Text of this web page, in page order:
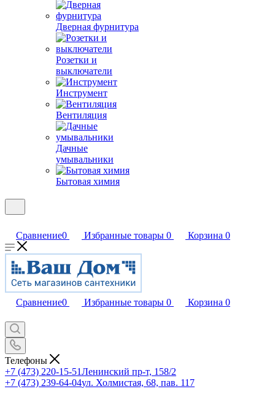
Дверная фурнитура
Розетки и
выключатели
Инструмент
Вентиляция
Дачные
умывальники
Бытовая химия
Сравнение0 Избранные товары 0 Корзина 0
Сравнение0 Избранные товары 0 Корзина 0
Телефоны
+7 (473) 220-15-51Ленинский пр-т, 158/2
+7 (473) 239-64-04ул. Холмистая, 68, пав. 117